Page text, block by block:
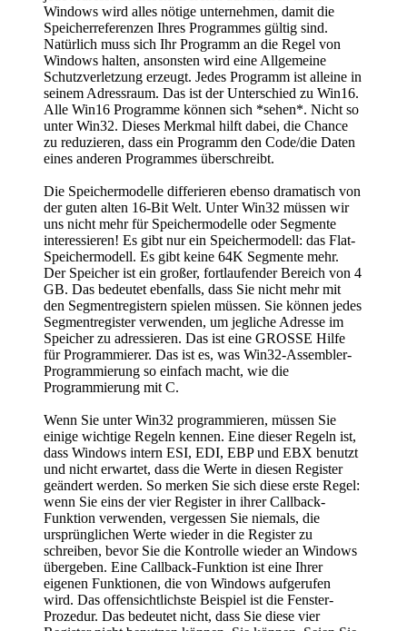
Windows wird alles nötige unternehmen, damit die
Speicherreferenzen Ihres Programmes gültig sind.
Natürlich muss sich Ihr Programm an die Regel von
Windows halten, ansonsten wird eine Allgemeine
Schutzverletzung erzeugt. Jedes Programm ist alleine in
seinem Adressraum. Das ist der Unterschied zu Win16.
Alle Win16 Programme können sich *sehen*. Nicht so
unter Win32. Dieses Merkmal hilft dabei, die Chance
zu reduzieren, dass ein Programm den Code/die Daten
eines anderen Programmes überschreibt.
Die Speichermodelle differieren ebenso dramatisch von
der guten alten 16-Bit Welt. Unter Win32 müssen wir
uns nicht mehr für Speichermodelle oder Segmente
interessieren! Es gibt nur ein Speichermodell: das Flat-
Speichermodell. Es gibt keine 64K Segmente mehr.
Der Speicher ist ein großer, fortlaufender Bereich von 4
GB. Das bedeutet ebenfalls, dass Sie nicht mehr mit
den Segmentregistern spielen müssen. Sie können jedes
Segmentregister verwenden, um jegliche Adresse im
Speicher zu adressieren. Das ist eine GROSSE Hilfe
für Programmierer. Das ist es, was Win32-Assembler-
Programmierung so einfach macht, wie die
Programmierung mit C.
Wenn Sie unter Win32 programmieren, müssen Sie
einige wichtige Regeln kennen. Eine dieser Regeln ist,
dass Windows intern ESI, EDI, EBP und EBX benutzt
und nicht erwartet, dass die Werte in diesen Register
geändert werden. So merken Sie sich diese erste Regel:
wenn Sie eins der vier Register in ihrer Callback-
Funktion verwenden, vergessen Sie niemals, die
ursprünglichen Werte wieder in die Register zu
schreiben, bevor Sie die Kontrolle wieder an Windows
übergeben. Eine Callback-Funktion ist eine Ihrer
eigenen Funktionen, die von Windows aufgerufen
wird. Das offensichtlichste Beispiel ist die Fenster-
Prozedur. Das bedeutet nicht, dass Sie diese vier